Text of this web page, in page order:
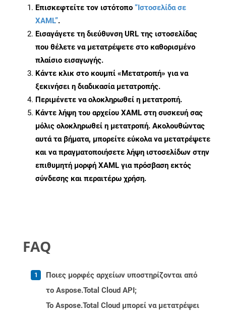
Επισκεφτείτε τον ιστότοπο “Ιστοσελίδα σε
XAML”.
Εισαγάγετε τη διεύθυνση URL της ιστοσελίδας
που θέλετε να μετατρέψετε στο καθορισμένο
πλαίσιο εισαγωγής.
Κάντε κλικ στο κουμπί «Μετατροπή» για να
ξεκινήσει η διαδικασία μετατροπής.
Περιμένετε να ολοκληρωθεί η μετατροπή.
Κάντε λήψη του αρχείου XAML στη συσκευή σας
μόλις ολοκληρωθεί η μετατροπή. Ακολουθώντας
αυτά τα βήματα, μπορείτε εύκολα να μετατρέψετε
και να πραγματοποιήσετε λήψη ιστοσελίδων στην
επιθυμητή μορφή XAML για πρόσβαση εκτός
σύνδεσης και περαιτέρω χρήση.
FAQ
Ποιες μορφές αρχείων υποστηρίζονται από
το Aspose.Total Cloud API;
Το Aspose.Total Cloud μπορεί να μετατρέψει